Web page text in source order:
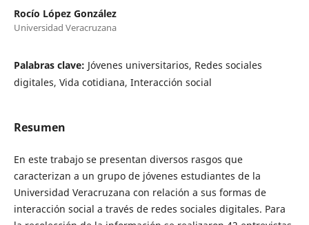
Rocío López González
Universidad Veracruzana
Palabras clave: Jóvenes universitarios, Redes sociales
digitales, Vida cotidiana, Interacción social
Resumen
En este trabajo se presentan diversos rasgos que
caracterizan a un grupo de jóvenes estudiantes de la
Universidad Veracruzana con relación a sus formas de
interacción social a través de redes sociales digitales. Para